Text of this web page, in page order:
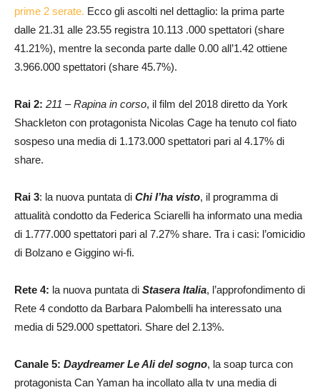
prime 2 serate. Ecco gli ascolti nel dettaglio: la prima parte
dalle 21.31 alle 23.55 registra 10.113 .000 spettatori (share
41.21%), mentre la seconda parte dalle 0.00 all’1.42 ottiene
3.966.000 spettatori (share 45.7%).
Rai 2: 211 – Rapina in corso, il film del 2018 diretto da York
Shackleton con protagonista Nicolas Cage ha tenuto col fiato
sospeso una media di 1.173.000 spettatori pari al 4.17% di
share.
Rai 3: la nuova puntata di Chi l’ha visto, il programma di
attualità condotto da Federica Sciarelli ha informato una media
di 1.777.000 spettatori pari al 7.27% share. Tra i casi: l’omicidio
di Bolzano e Giggino wi-fi.
Rete 4: la nuova puntata di Stasera Italia, l’approfondimento di
Rete 4 condotto da Barbara Palombelli ha interessato una
media di 529.000 spettatori. Share del 2.13%.
Canale 5: Daydreamer Le Ali del sogno, la soap turca con
protagonista Can Yaman ha incollato alla tv una media di